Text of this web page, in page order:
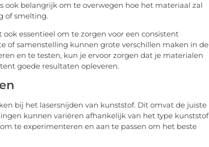
ook belangrijk om te overwegen hoe het materiaal zal
of smelting.
essentieel om te zorgen voor een consistent
of samenstelling kunnen grote verschillen maken in de
en te testen, kun je ervoor zorgen dat je materialen
goede resultaten opleveren.
bij het lasersnijden van kunststof. Dit omvat de juiste
kunnen variëren afhankelijk van het type kunststof
te experimenteren en aan te passen om het beste